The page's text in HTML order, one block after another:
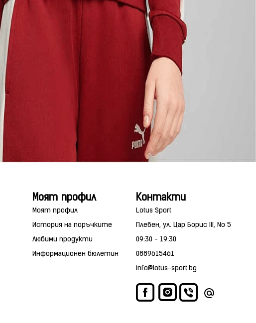
Моят профил
Моят профил
История на поръчките
Любими продукти
Информационен бюлетин
Контакти
Lotus Sport
Плевен, ул. Цар Борис III, No 5
09:30 - 19:30
0889615461
info@lotus-sport.bg